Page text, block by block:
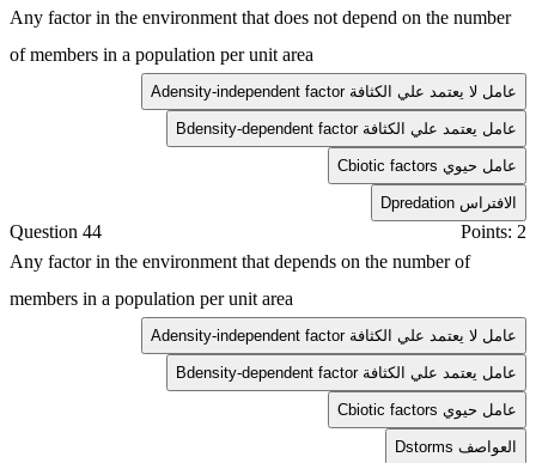
Any factor in the environment that does not depend on the number
of members in a population per unit area
A density-independent factor عامل لا يعتمد علي الكثافة
B density-dependent factor عامل يعتمد علي الكثافة
C biotic factors عامل حيوي
D predation الافتراس
Question 44
Points: 2
Any factor in the environment that depends on the number of
members in a population per unit area
A density-independent factor عامل لا يعتمد علي الكثافة
B density-dependent factor عامل يعتمد علي الكثافة
C biotic factors عامل حيوي
D storms العواصف